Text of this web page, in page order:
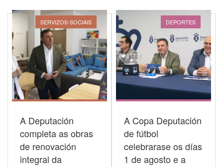
SERVIZOS-SOCIAIS
A Deputación
completa as obras
de renovación
integral da
DEPORTES
A Copa Deputación
de fútbol
celebrarase os días
1 de agosto e a